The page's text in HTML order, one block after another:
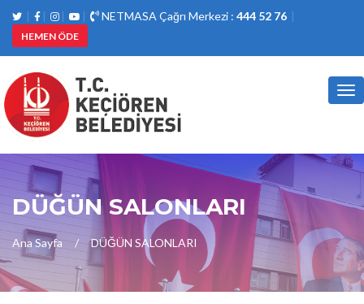
NETMASA Çağrı Merkezi : 444 52 76
HEMEN ÖDE
DÜĞÜN SALONLARI
Ana Sayfa DÜĞÜN SALONLARI